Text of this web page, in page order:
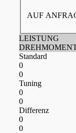
AUF
LEISTUNG
Standard
0
0
Tuning
0
0
Differenz
0
0